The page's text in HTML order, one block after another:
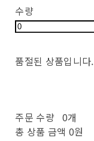
수량
품절된 상품입니다.
주문 수량 0개
총 상품 금액 0원